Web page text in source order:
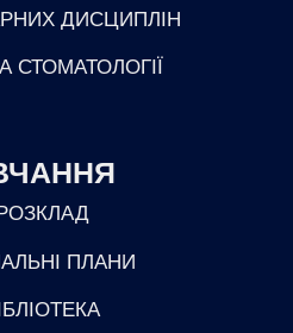
ДИСЦИПЛІН
СТОМАТОЛОГІЇ
ПЛАНИ